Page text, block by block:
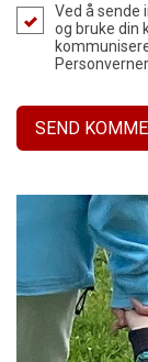
Ved å sende
og bruke din